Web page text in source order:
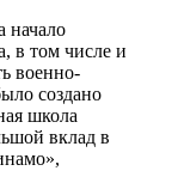
начало
в том числе и
военно-
создано
школа
вклад в